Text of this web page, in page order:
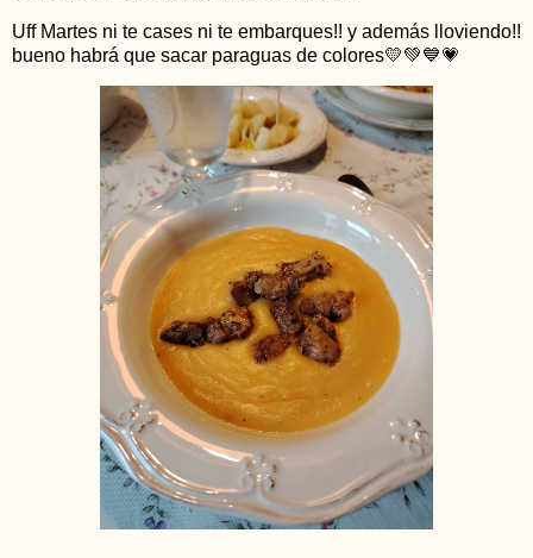
Uff Martes ni te cases ni te embarques!! y además lloviendo!!
bueno habrá que sacar paraguas de colores💛💚💙💗